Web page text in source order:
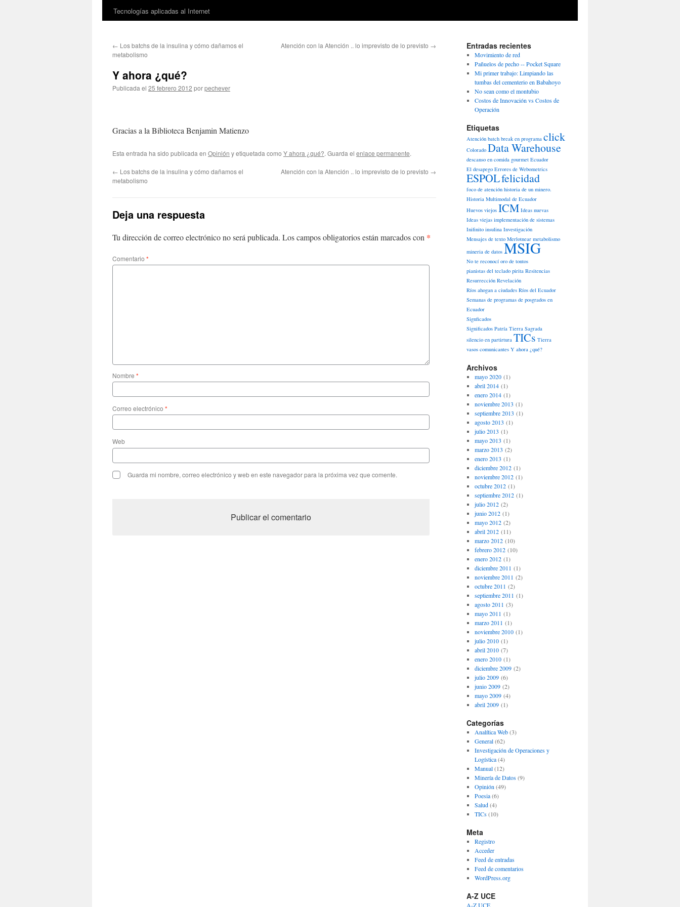
Tecnologías aplicadas al Internet
← Los batchs de la insulina y cómo dañamos el
metabolismo
Atención con la Atención .. lo imprevisto de lo previsto →
Y ahora ¿qué?
Publicada el 25 febrero 2012 porpechever
Gracias a la Biblioteca Benjamin Matienzo
Esta entrada ha sido publicada en Opinión y etiquetada como Y ahora ¿qué?. Guarda el enlace permanente.
← Los batchs de la insulina y cómo dañamos el
metabolismo
Atención con la Atención .. lo imprevisto de lo previsto →
Deja una respuesta
Tu dirección de correo electrónico no será publicada. Los campos obligatorios están marcados con *
Comentario *
Nombre *
Correo electrónico *
Web
Guarda mi nombre, correo electrónico y web en este navegador para la próxima vez que comente.
Entradas recientes
Movimiento de red
Pañuelos de pecho -- Pocket Square
Mi primer trabajo: Limpiando las
tumbas del cementerio en Babahoyo
No sean como el montubio
Costos de Innovación vs Costos de
Operación
Etiquetas
Atención batch break en programa click
Colorado Data Warehouse
descanso en comida gourmet Ecuador
El desapego Errores de Webometrics
ESPOLfelicidad
foco de atención historia de un minero.
Historia Multimodal de Ecuador
Huevos viejos ICM Ideas nuevas
Ideas viejas implementación de sistemas
Inifinito insulina Investigación
Mensajes de texto Merlotnear metabolismo
mineria de datos MSIG
No te reconocí oro de tontos
pianistas del teclado pirita Resitencias
Resurrección Revelación
Ríos ahogan a ciudades Ríos del Ecuador
Semanas de programas de posgrados en
Ecuador
Signficados
Significados Patría Tierra Sagrada
silencio en partirtura TICs Tierra
vasos comunicantes Y ahora ¿qué?
Archivos
mayo 2020(1)
abril 2014(1)
enero 2014(1)
noviembre 2013 (1)
septiembre 2013 (1)
agosto 2013 (1)
julio 2013 (1)
mayo 2013 (1)
marzo 2013 (2)
enero 2013 (1)
diciembre 2012(1)
noviembre 2012(1)
octubre 2012(1)
septiembre 2012(1)
julio 2012(2)
junio 2012(1)
mayo 2012(2)
abril 2012(11)
marzo 2012(10)
febrero 2012(10)
enero 2012(1)
diciembre 2011 (1)
noviembre 2011 (2)
octubre 2011 (2)
septiembre 2011 (1)
agosto 2011 (3)
mayo 2011 (1)
marzo 2011 (1)
noviembre 2010(1)
julio 2010(1)
abril 2010(7)
enero 2010(1)
diciembre 2009(2)
julio 2009(6)
junio 2009(2)
mayo 2009(4)
abril 2009(1)
Categorías
Analítica Web(3)
General(62)
Investigación de Operaciones y
Logística(4)
Manual(12)
Minería de Datos(9)
Opinión (49)
Poesia(6)
Salud(4)
TICs(10)
Meta
Registro
Acceder
Feed de entradas
Feed de comentarios
WordPress.org
A-Z UCE
A-Z UCE